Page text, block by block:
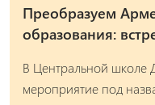
Преобразуем
образования:
В Центральной школе
мероприятие под